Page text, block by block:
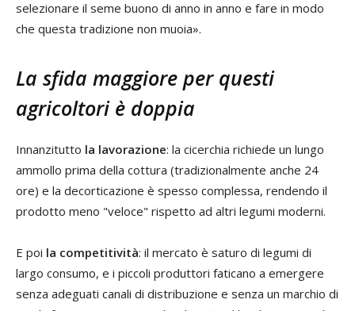
selezionare il seme buono di anno in anno e fare in modo
che questa tradizione non muoia».
La sfida maggiore per questi
agricoltori è doppia
Innanzitutto la lavorazione: la cicerchia richiede un lungo
ammollo prima della cottura (tradizionalmente anche 24
ore) e la decorticazione è spesso complessa, rendendo il
prodotto meno "veloce" rispetto ad altri legumi moderni.
E poi la competitività: il mercato è saturo di legumi di
largo consumo, e i piccoli produttori faticano a emergere
senza adeguati canali di distribuzione e senza un marchio di